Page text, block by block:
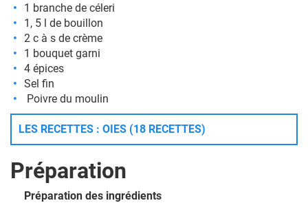
1 branche de céleri
1, 5 l de bouillon
2 c à s de crème
1 bouquet garni
4 épices
Sel fin
Poivre du moulin
LES RECETTES : OIES (18 RECETTES)
Préparation
Préparation des ingrédients